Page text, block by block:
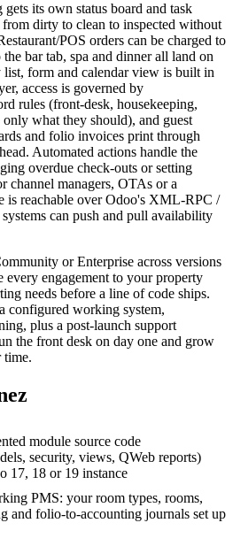
its own status board and task
from dirty to clean to inspected without
POS orders can be charged to
bar tab, spa and dinner all land on
form and calendar view is built in
access is governed by
rules (front-desk, housekeeping,
only what they should), and guest
and folio invoices print through
Automated actions handle the
overdue check-outs or setting
channel managers, OTAs or a
is reachable over Odoo's XML-RPC /
can push and pull availability
or Enterprise across versions
every engagement to your property
needs before a line of code ships.
configured working system,
plus a post-launch support
the front desk on day one and grow
time.
module source code
security, views, QWeb reports)
17, 18 or 19 instance
PMS: your room types, rooms,
and folio-to-accounting journals set up